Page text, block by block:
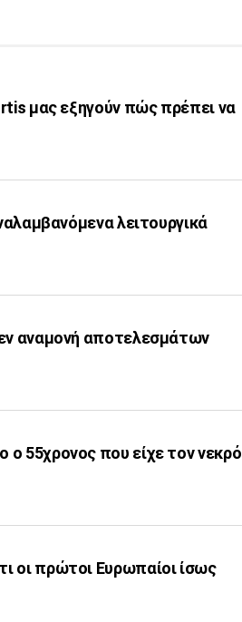
μας εξηγούν πώς πρέπει να
λειτουργικά
αναμονή αποτελεσμάτων
55χρονος που είχε τον νεκρό
οι πρώτοι Ευρωπαίοι ίσως